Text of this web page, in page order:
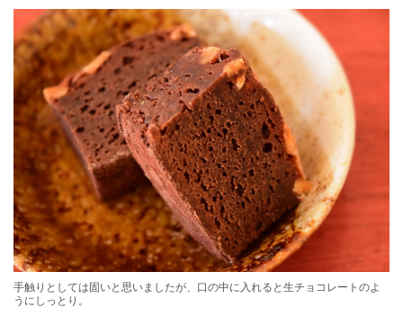
手触りとしては固いと思いましたが、口の中に入れると生チョコレートのよ
うにしっとり。